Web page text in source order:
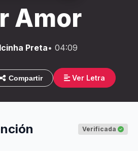
Amor
Preta• 04:09
Compartir Ver Letra
Verificada